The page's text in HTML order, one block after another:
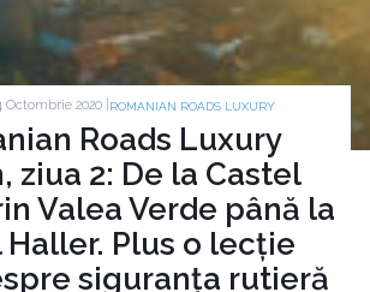
2020 | ROMANIAN ROADS LUXURY
Roads Luxury
ziua 2: De la Castel
Valea Verde până la
Haller. Plus o lecție
siguranța rutieră